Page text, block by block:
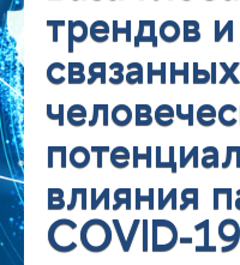
трендов
влияния
COVID-19